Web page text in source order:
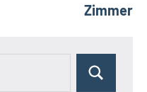
Zimmer
Suchen